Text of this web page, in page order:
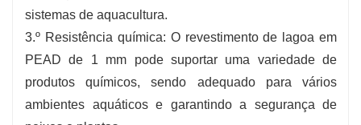
sistemas de aquacultura.
3.º Resistência química: O revestimento de lagoa em
PEAD de 1 mm pode suportar uma variedade de
produtos químicos, sendo adequado para vários
ambientes aquáticos e garantindo a segurança de